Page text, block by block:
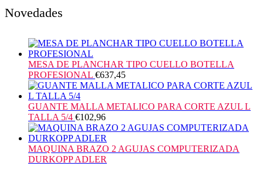
Novedades
MESA DE PLANCHAR TIPO CUELLO BOTELLA
PROFESIONAL €637,45
GUANTE MALLA METALICO PARA CORTE AZUL L
TALLA 5/4 €102,96
MAQUINA BRAZO 2 AGUJAS COMPUTERIZADA
DURKOPP ADLER